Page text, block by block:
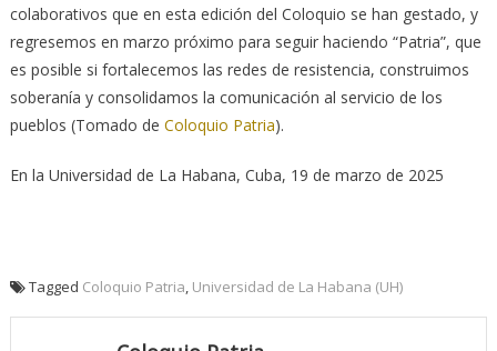
colaborativos que en esta edición del Coloquio se han gestado, y
regresemos en marzo próximo para seguir haciendo “Patria”, que
es posible si fortalecemos las redes de resistencia, construimos
soberanía y consolidamos la comunicación al servicio de los
pueblos (Tomado de Coloquio Patria).
En la Universidad de La Habana, Cuba, 19 de marzo de 2025
Tagged Coloquio Patria, Universidad de La Habana (UH)